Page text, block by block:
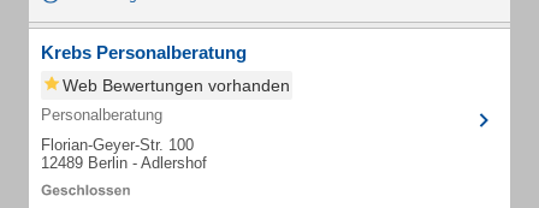
Krebs Personalberatung
Web Bewertungen vorhanden
Personalberatung
Florian-Geyer-Str. 100
12489 Berlin - Adlershof